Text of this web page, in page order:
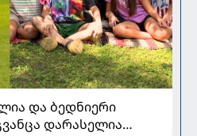
და ბედნიერი
დარასელია